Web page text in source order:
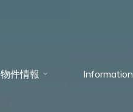
物件情報 Information